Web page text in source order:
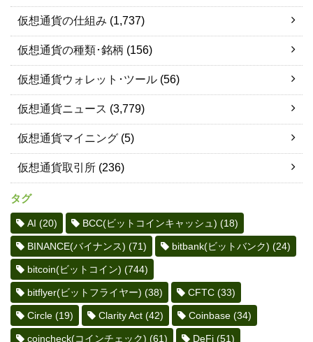
仮想通貨の仕組み (1,737)
仮想通貨の種類･銘柄 (156)
仮想通貨ウォレット･ツール (56)
仮想通貨ニュース (3,779)
仮想通貨マイニング (5)
仮想通貨取引所 (236)
タグ
AI (20) BCC(ビットコインキャッシュ) (18)
BINANCE(バイナンス) (71) bitbank(ビットバンク) (24)
bitcoin(ビットコイン) (744)
bitflyer(ビットフライヤー) (38) CFTC (33)
Circle (19) Clarity Act (42) Coinbase (34)
coincheck(コインチェック) (61) DeFi (51)